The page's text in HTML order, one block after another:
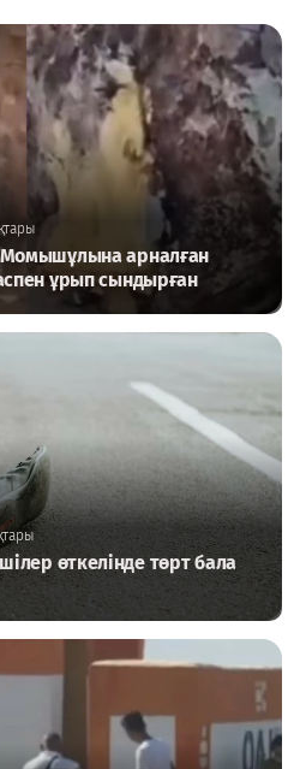
арналған
ұрып сындырған
өткелінде төрт бала